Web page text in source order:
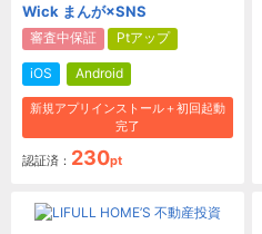
Wick まんが×SNS
審査中保証 Ptアップ
iOS Android
新規アプリインストール＋初回起動
完了
認証済： 230pt